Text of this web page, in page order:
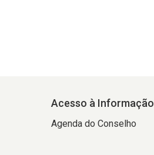
Acesso à Informação
Agenda do Conselho